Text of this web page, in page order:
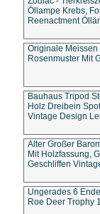
Öllampe Krebs,
Reenactment
Originale Meissen
Rosenmuster Mit
Bauhaus Tripod
Holz Dreibein
Vintage Design
Alter Großer
Mit Holzfassung,
Geschliffen
Ungerades 6
Roe Deer Trophy